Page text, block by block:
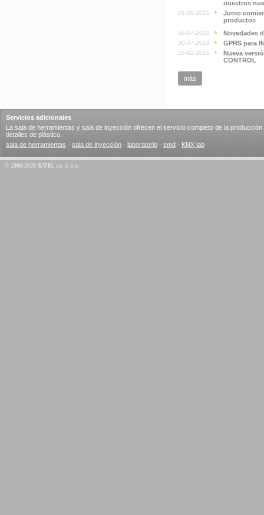
nuestros
01-06-2021
Junio
productos
06-07-2020 Novedades
30-07-2018 GPRS para
15-02-2016
Nueva
CONTROL
más
Servicios adicionales
La sala de herramientas y sala de inyección ofrecen el servicio completo de la producción
detalles de plástico.
sala de herramientas · sala de inyección · laboratorio · smd · KNX lab
© 1990-2026 SATEL sp. z o.o.